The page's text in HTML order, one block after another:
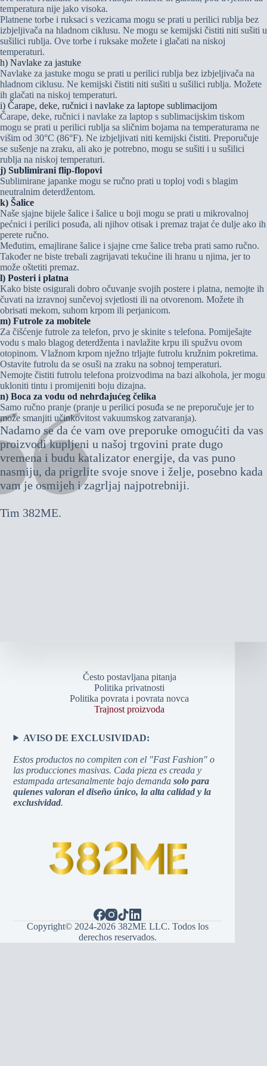
temperatura nije jako visoka.
Platnene torbe i ruksaci s vezicama mogu se prati u perilici rublja bez
izbjeljivača na hladnom ciklusu. Ne mogu se kemijski čistiti niti sušiti u
sušilici rublja. Ove torbe i ruksake možete i glačati na niskoj
temperaturi.
h) Navlake za jastuke
Navlake za jastuke mogu se prati u perilici rublja bez izbjeljivača na
hladnom ciklusu. Ne kemijski čistiti niti sušiti u sušilici rublja. Možete
ih glačati na niskoj temperaturi.
i) Čarape, deke, ručnici i navlake za laptope sublimacijom
Čarape, deke, ručnici i navlake za laptop s sublimacijskim tiskom
mogu se prati u perilici rublja sa sličnim bojama na temperaturama ne
višim od 30°C (86°F). Ne izbjeljivati ​​niti kemijski čistiti. Preporučuje
se sušenje na zraku, ali ako je potrebno, mogu se sušiti i u sušilici
rublja na niskoj temperaturi.
j) Sublimirani flip-flopovi
Sublimirane japanke mogu se ručno prati u toploj vodi s blagim
neutralnim deterdžentom.
k) Šalice
Naše sjajne bijele šalice i šalice u boji mogu se prati u mikrovalnoj
pećnici i perilici posuđa, ali njihov otisak i premaz trajat će dulje ako ih
perete ručno.
Međutim, emajlirane šalice i sjajne crne šalice treba prati samo ručno.
Također ne biste trebali zagrijavati tekućine ili hranu u njima, jer to
može oštetiti premaz.
l) Posteri i platna
Kako biste osigurali dobro očuvanje svojih postere i platna, nemojte ih
čuvati na izravnoj sunčevoj svjetlosti ili na otvorenom. Možete ih
obrisati mekom, suhom krpom ili perjanicom.
m) Futrole za mobitele
Za čišćenje futrole za telefon, prvo je skinite s telefona. Pomiješajte
vodu s malo blagog deterdženta i navlažite krpu ili spužvu ovom
otopinom. Vlažnom krpom nježno trljajte futrolu kružnim pokretima.
Ostavite futrolu da se osuši na zraku na sobnoj temperaturi.
Nemojte čistiti futrolu telefona proizvodima na bazi alkohola, jer mogu
ukloniti tintu i promijeniti boju dizajna.
n) Boca za vodu od nehrđajućeg čelika
Samo ručno pranje (pranje u perilici posuđa se ne preporučuje jer to
može smanjiti učinkovitost vakuumskog zatvaranja).
Nadamo se da će vam ove preporuke omogućiti da vas
proizvodi kupljeni u našoj trgovini prate dugo
vremena i budu katalizator energije, da vas puno
nasmiju, da prigrlite svoje snove i želje, posebno kada
vam je osmijeh i zagrljaj najpotrebniji.
Tim 382ME.
Često postavljana pitanja
Politika privatnosti
Politika povrata i povrata novca
Trajnost proizvoda
AVISO DE EXCLUSIVIDAD:
Estos productos no compiten con el "Fast Fashion" o
las producciones masivas. Cada pieza es creada y
estampada artesanalmente bajo demandasolo para
quienes valoran el diseño único, la alta calidad y la
exclusividad.
Copyright© 2024-2026 382ME LLC. Todos los
derechos reservados.